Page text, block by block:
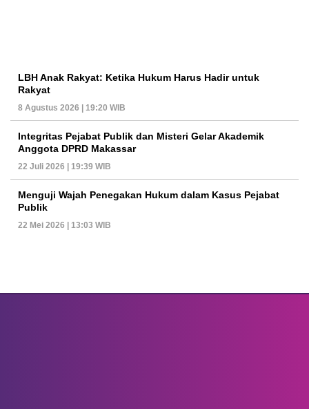
LBH Anak Rakyat: Ketika Hukum Harus Hadir untuk
Rakyat
8 Agustus 2026 | 19:20 WIB
Integritas Pejabat Publik dan Misteri Gelar Akademik
Anggota DPRD Makassar
22 Juli 2026 | 19:39 WIB
Menguji Wajah Penegakan Hukum dalam Kasus Pejabat
Publik
22 Mei 2026 | 13:03 WIB